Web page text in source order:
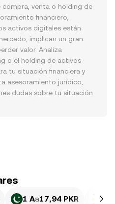
venta o holding de
financiero,
activos digitales están
implican un gran
valor. Analiza
o el holding de activos
tu situación financiera y
asesoramiento jurídico,
dudas sobre tu situación
1 Aa17,94 PKR 1 A